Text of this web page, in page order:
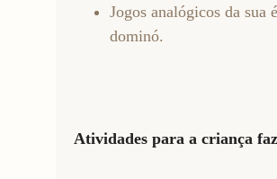
Jogos analógicos da sua
dominó.
Atividades para a criança